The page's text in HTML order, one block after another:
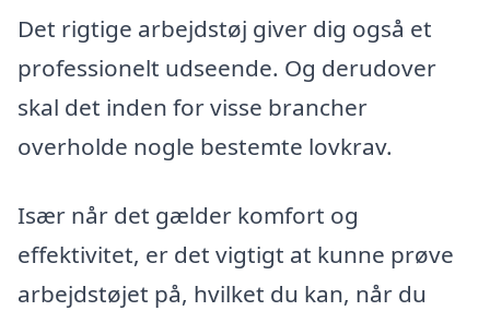
Det rigtige arbejdstøj giver dig også et
professionelt udseende. Og derudover
skal det inden for visse brancher
overholde nogle bestemte lovkrav.
Især når det gælder komfort og
effektivitet, er det vigtigt at kunne prøve
arbejdstøjet på, hvilket du kan, når du